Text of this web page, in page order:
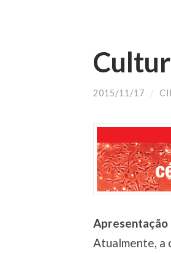
2015/11/17 /
Apresentação
Atualmente, a